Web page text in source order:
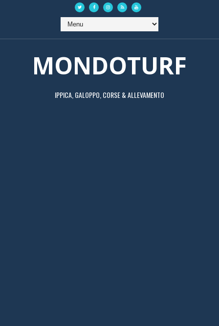
MONDOTURF
IPPICA, GALOPPO, CORSE & ALLEVAMENTO